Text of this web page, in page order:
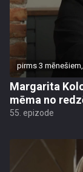
pirms 3
Margarita
mēma no
55. epizode